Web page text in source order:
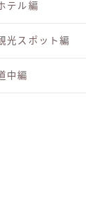
テル編
光スポット編
中編